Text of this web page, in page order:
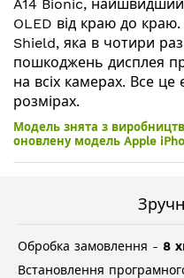
A14 Bionic,
OLED від краю до
Shield, яка в чотири
пошкоджень дисплея
на всіх камерах. Все це
розмірах.
Модель знята з
оновлену модель Apple
Обробка замовлення - 8
Встановлення